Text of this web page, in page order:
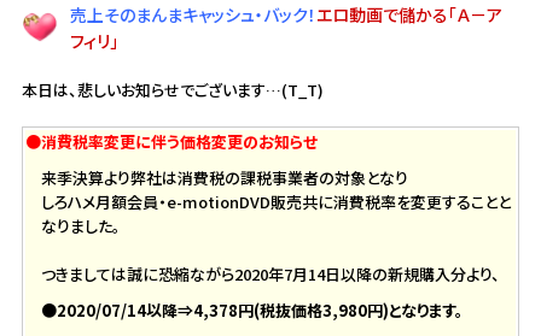
売上そのまんまキャッシュ・バック！ エロ動画で儲かる「Ａ－ア
フィリ」
本日は、悲しいお知らせでございます…(T_T)
●消費税率変更に伴う価格変更のお知らせ
来季決算より弊社は消費税の課税事業者の対象となり
しろハメ月額会員・e-motionDVD販売共に消費税率を変更することと
なりました。
つきましては誠に恐縮ながら2020年7月14日以降の新規購入分より、
●2020/07/14以降⇒4,378円(税抜価格3,980円)となります。